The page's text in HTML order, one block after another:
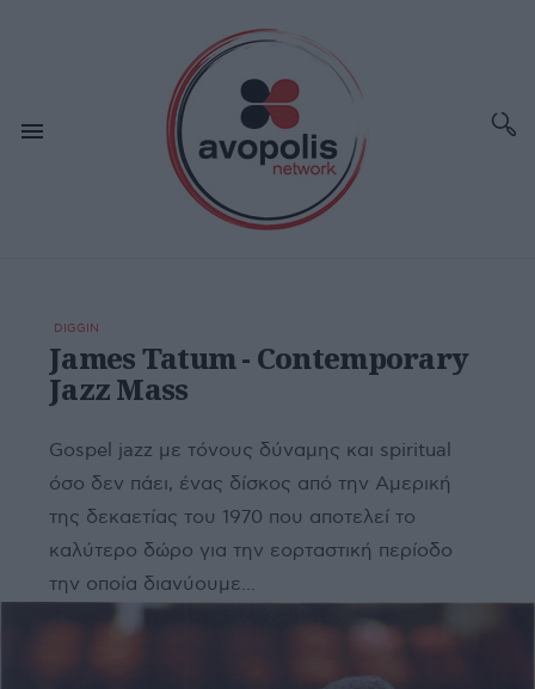
DIGGIN
James Tatum - Contemporary
Jazz Mass
Gospel jazz με τόνους δύναμης και spiritual
όσο δεν πάει, ένας δίσκος από την Αμερική
της δεκαετίας του 1970 που αποτελεί το
καλύτερο δώρο για την εορταστική περίοδο
την οποία διανύουμε...